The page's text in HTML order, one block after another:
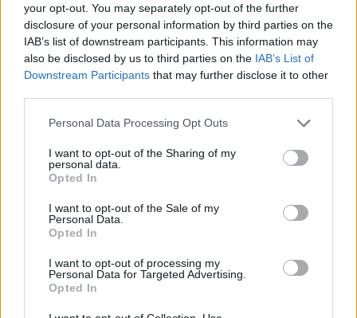
your opt-out. You may separately opt-out of the further
disclosure of your personal information by third parties on the
IAB’s list of downstream participants. This information may
also be disclosed by us to third parties on the IAB’s List of
Downstream Participants that may further disclose it to other
Personal Data Processing Opt Outs
I want to opt-out of the Sharing of my
personal data.
Opted In
I want to opt-out of the Sale of my
Personal Data.
Opted In
I want to opt-out of processing my
Personal Data for Targeted Advertising.
Opted In
Húsvétra készülünk – A
krisztustövis és a feltámadásvirág
története
Lonkay Márta
Új értelmet nyert a pénzfa
fogalma
Greendex Szemle
élőlénye
Greendex Szemle